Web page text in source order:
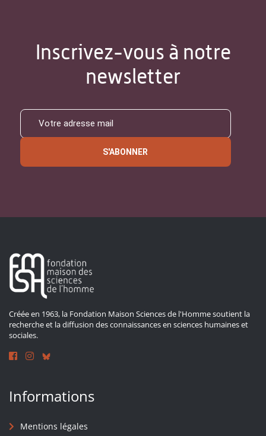
Inscrivez-vous à notre
newsletter
S'ABONNER
Créée en 1963, la Fondation Maison Sciences de l'Homme soutient la
recherche et la diffusion des connaissances en sciences humaines et
sociales.
Informations
Mentions légales